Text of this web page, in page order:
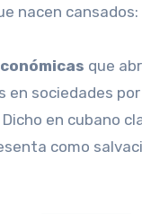
nacen
que
sociedades
Dicho en cubano
como